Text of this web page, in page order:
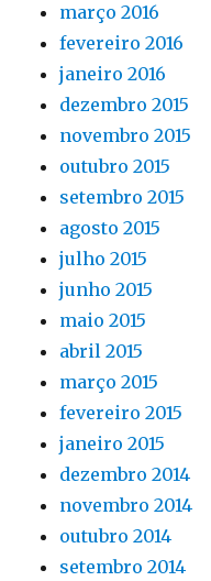
março 2016
fevereiro 2016
janeiro 2016
dezembro 2015
novembro 2015
outubro 2015
setembro 2015
agosto 2015
julho 2015
junho 2015
maio 2015
abril 2015
março 2015
fevereiro 2015
janeiro 2015
dezembro 2014
novembro 2014
outubro 2014
setembro 2014